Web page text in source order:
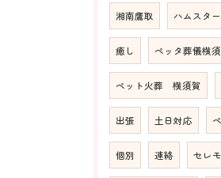
湘南鷹取 ハムスタ
癒し ペッタ葬儀横
ペット火葬 横須賀
出張 土日対応
個別 連絡 セレ